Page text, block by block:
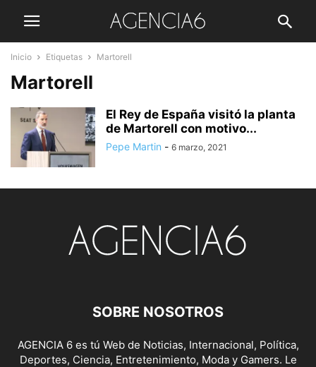
Inicio Etiquetas Martorell
Martorell
El Rey de España visitó la planta
de Martorell con motivo...
Pepe Martin - 6 marzo, 2021
SOBRE NOSOTROS
AGENCIA 6 es tú Web de Noticias, Internacional, Política,
Deportes, Ciencia, Entretenimiento, Moda y Gamers. Le